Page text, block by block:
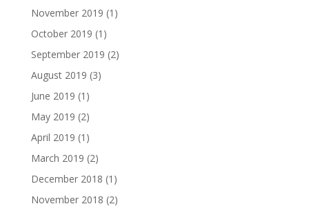
November 2019 (1)
October 2019 (1)
September 2019 (2)
August 2019 (3)
June 2019 (1)
May 2019 (2)
April 2019 (1)
March 2019 (2)
December 2018 (1)
November 2018 (2)